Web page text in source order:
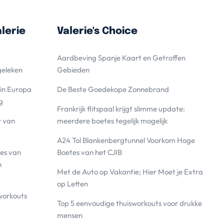
Europa
van
van
Valerie's Choice
Aardbeving Spanje Kaart en Getroffen
Gebieden
De Beste Goedekope Zonnebrand
Frankrijk flitspaal krijgt slimme update:
meerdere boetes tegelijk mogelijk
A24 Tol Blankenbergtunnel Voorkom Hoge
Boetes van het CJIB
Met de Auto op Vakantie; Hier Moet je Extra
op Letten
Top 5 eenvoudige thuisworkouts voor drukke
mensen